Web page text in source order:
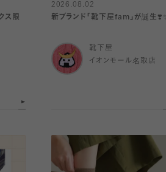
ス限
2026.08.02
新ブランド「靴下屋fam」が誕生❣️✨
靴下屋
イオンモール名取店